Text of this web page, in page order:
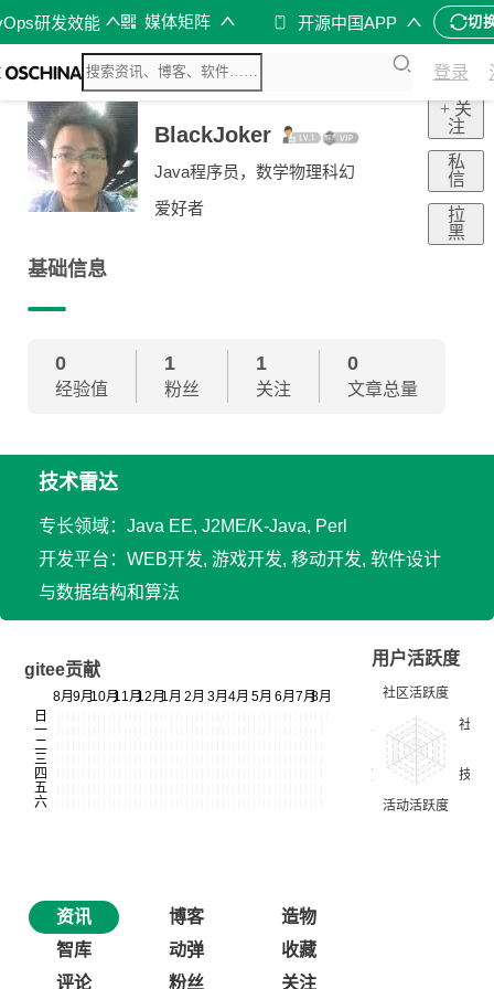
研发效能 媒体矩阵 开源中国APP 切
登录
BlackJoker
Java程序员，数学物理科幻
爱好者
+ 关
注
私
信
拉
黑
基础信息
0
经验值
1
粉丝
1
关注
0
文章总量
技术雷达
专长领域：Java EE, J2ME/K-Java, Perl
开发平台：WEB开发, 游戏开发, 移动开发, 软件设计
与数据结构和算法
gitee贡献
用户活跃度
资讯 博客
造物
智库
动弹
收藏
评论
粉丝 关注